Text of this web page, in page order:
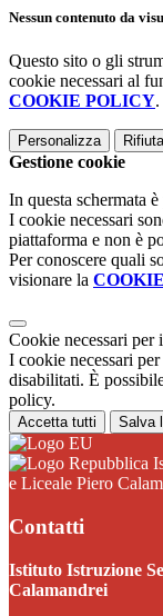
Nessun contenuto da
Questo sito o gli
cookie necessari al
COOKIE POLICY.
Personalizza
Gestione cookie
In questa schermata
I cookie necessari
piattaforma e non è
Per conoscere quali
visionare la
Cookie necessari per
I cookie necessari
disabilitati. È
policy.
Accetta tutti Salva
e Liceale Piero
Contatti
Istituto Istruzione
Calamandrei